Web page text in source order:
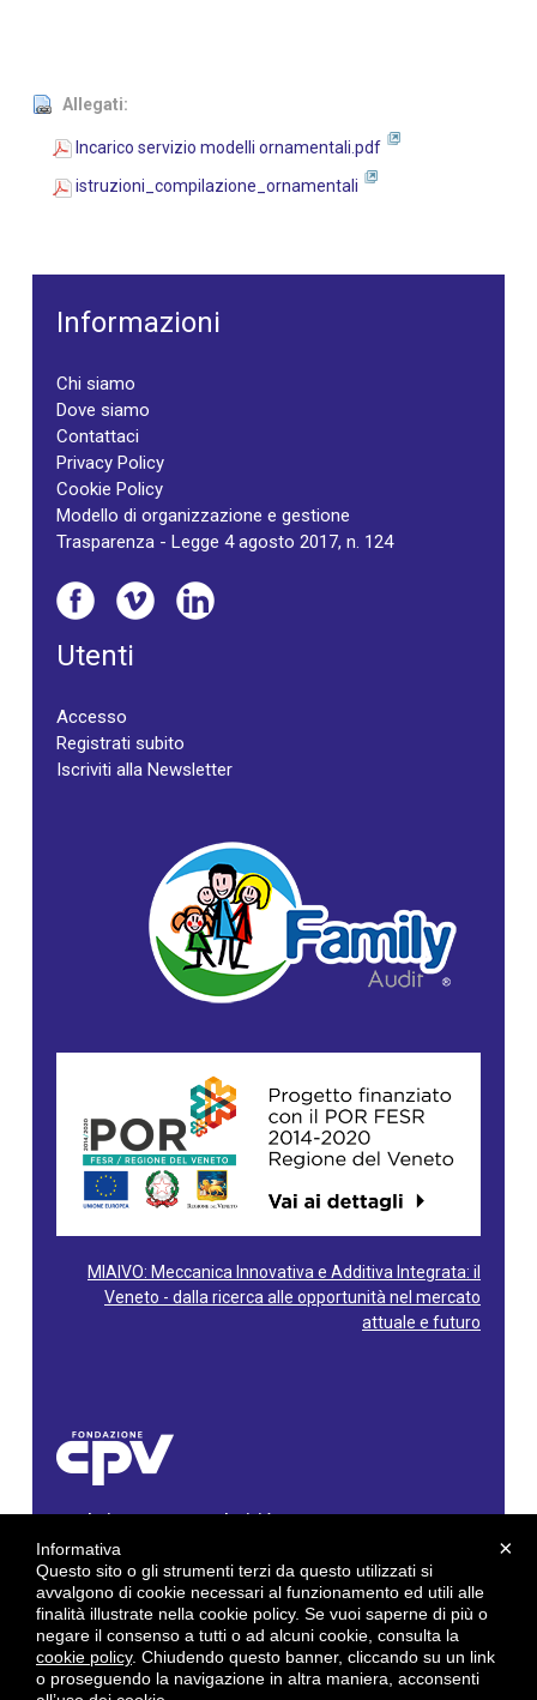
Allegati:
Incarico servizio modelli ornamentali.pdf
istruzioni_compilazione_ornamentali
Informazioni
Chi siamo
Dove siamo
Contattaci
Privacy Policy
Cookie Policy
Modello di organizzazione e gestione
Trasparenza - Legge 4 agosto 2017, n. 124
Utenti
Accesso
Registrati subito
Iscriviti alla Newsletter
MIAIVO: Meccanica Innovativa e Additiva Integrata: il
Veneto - dalla ricerca alle opportunità nel mercato
attuale e futuro
Fondazione Centro Produttività Veneto
Via Gioacchino Rossini, 60 - 36100 Vicenza - Italy
Tel. 0444/960500 - Fax 0444/1932220
C.F. e P. IVA: 02429800242
E-mail:info@cpv.org
E-mail certificata PEC:pec.cpv@legalmail.it
byGruppo 4 srl
×
Informativa
Questo sito o gli strumenti terzi da questo utilizzati si
avvalgono di cookie necessari al funzionamento ed utili alle
finalità illustrate nella cookie policy. Se vuoi saperne di più o
negare il consenso a tutti o ad alcuni cookie, consulta la
cookie policy. Chiudendo questo banner, cliccando su un link
o proseguendo la navigazione in altra maniera, acconsenti